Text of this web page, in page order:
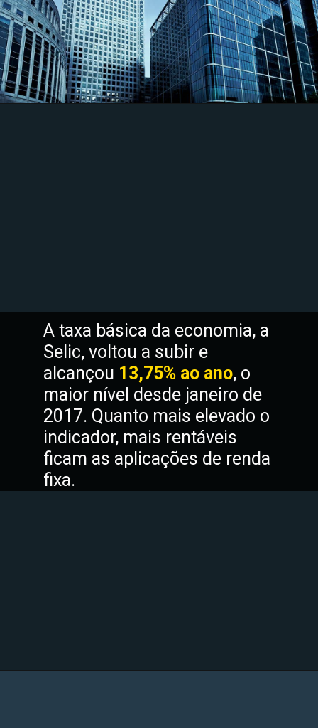
A taxa básica da economia, a
Selic, voltou a subir e
alcançou 13,75% ao ano, o
maior nível desde janeiro de
2017. Quanto mais elevado o
indicador, mais rentáveis
ficam as aplicações de renda
fixa.